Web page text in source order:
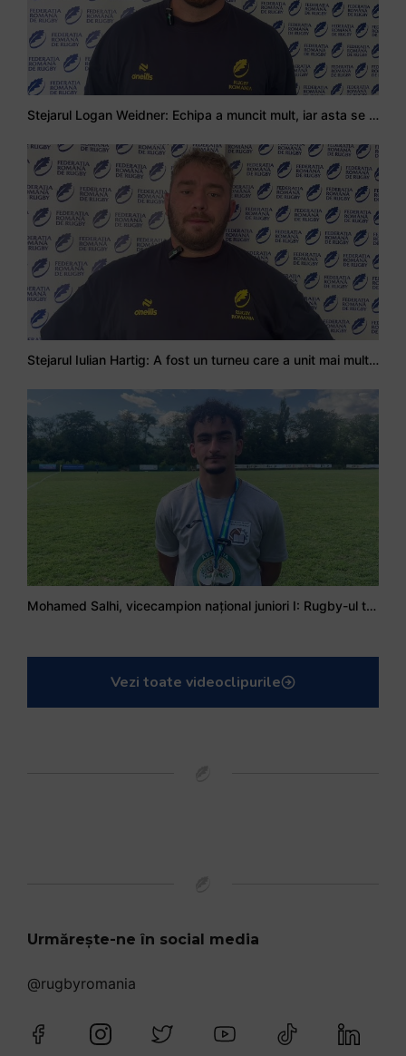
Stejarul Logan Weidner: Echipa a muncit mult, iar asta se va vedea în meciurile de la Nations Cup
Stejarul Iulian Hartig: A fost un turneu care a unit mai mult echipa
Mohamed Salhi, vicecampion național juniori I: Rugby-ul te învață să accepți și înfrângerile
Vezi toate videoclipurile
Urmărește-ne în social media
@rugbyromania